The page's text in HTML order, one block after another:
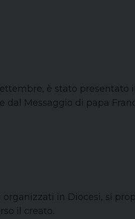
è stato presentato
Messaggio di papa
in Diocesi, si
il creato.